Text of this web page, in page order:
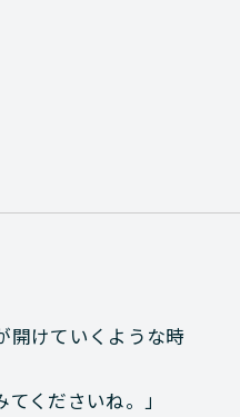
開けていくような時
くださいね。」